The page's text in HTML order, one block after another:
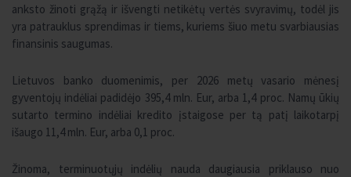
anksto žinoti grąžą ir išvengti netikėtų vertės svyravimų, todėl jis
yra patrauklus sprendimas ir tiems, kuriems šiuo metu svarbiausias
finansinis saugumas.
Lietuvos banko duomenimis, per 2026 metų vasario mėnesį
gyventojų indėliai padidėjo 395,4 mln. Eur, arba 1,4 proc. Namų ūkių
sutarto termino indėliai kredito įstaigose per tą patį laikotarpį
išaugo 11,4 mln. Eur, arba 0,1 proc.
Žinoma, terminuotųjų indėlių nauda daugiausia priklauso nuo